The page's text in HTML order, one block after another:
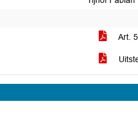
Art.